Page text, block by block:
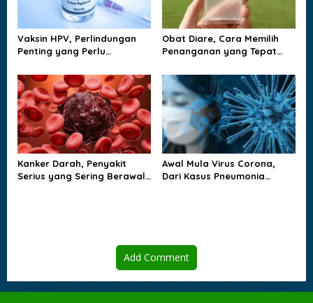
Vaksin HPV, Perlindungan
Penting yang Perlu
Obat Diare, Cara Memilih
Penanganan yang Tepat
Kehilangan Cairan
Kanker Darah, Penyakit
Serius yang Sering Berawal
Awal Mula Virus Corona,
Dari Kasus Pneumonia
Add Comment